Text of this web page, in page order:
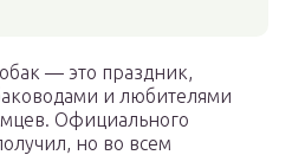
— это праздник,
и любителями
Официального
но во всем